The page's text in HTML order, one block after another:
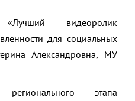
видеоролик
для социальных
Александровна, МУ
этапа